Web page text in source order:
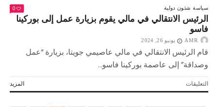
الأوكراني:
مقتل
وإصابة
1952
طفلًا
منذ
العملية
العسكرية
الروسية
سياسة شئون دولية 0
الرئيس الانتقالي في مالي يقوم بزيارة عمل إلى بوركينا
فاسو
AMR يونيو 26, 2024
قام الرئيس الانتقالي في مالي عاصيمي جويتا، بزيارة “عمل
وصداقة” إلى عاصمة بوركينا فاسو...
المزيد التعليقاتعلى
الرئيس